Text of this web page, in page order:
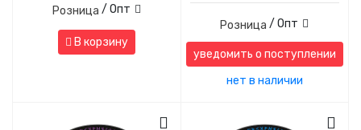
Розница / Опт
В корзину
Розница / Опт
уведомить о поступлении
нет в наличии